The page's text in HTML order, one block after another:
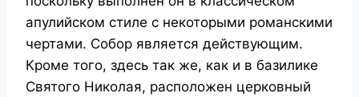
апулийском стиле с некоторыми романскими
чертами. Собор является действующим.
Кроме того, здесь так же, как и в базилике
Святого Николая, расположен церковный